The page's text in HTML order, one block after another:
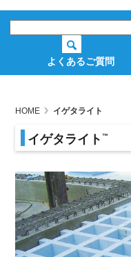
よくあるご質問
HOME イゲタライト
イゲタライト ™